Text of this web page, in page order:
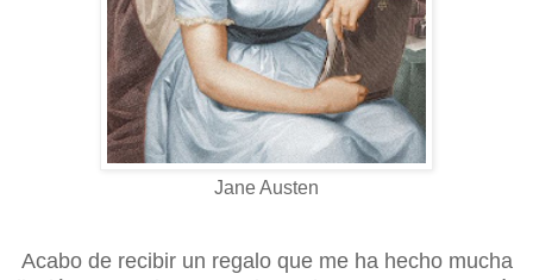
Jane Austen
Acabo de recibir un regalo que me ha hecho mucha